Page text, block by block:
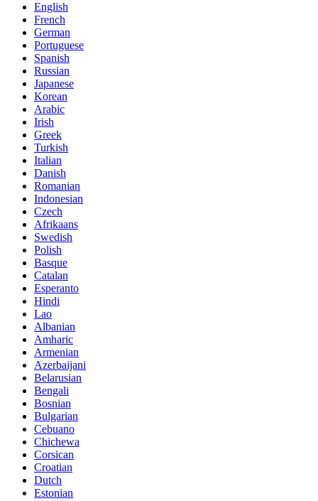
English
French
German
Portuguese
Spanish
Russian
Japanese
Korean
Arabic
Irish
Greek
Turkish
Italian
Danish
Romanian
Indonesian
Czech
Afrikaans
Swedish
Polish
Basque
Catalan
Esperanto
Hindi
Lao
Albanian
Amharic
Armenian
Azerbaijani
Belarusian
Bengali
Bosnian
Bulgarian
Cebuano
Chichewa
Corsican
Croatian
Dutch
Estonian